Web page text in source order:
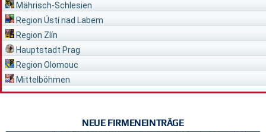
Mährisch-Schlesien
Region Ústí nad Labem
Region Zlín
Hauptstadt Prag
Region Olomouc
Mittelböhmen
NEUE FIRMENEINTRÄGE